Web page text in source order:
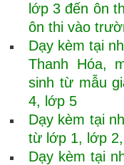
lớp 3 đến ôn
ôn thi vào
Dạy kèm tại
Thanh Hóa,
sinh từ mẫu
4, lớp 5
Dạy kèm tại
từ lớp 1, lớp
Dạy kèm tại